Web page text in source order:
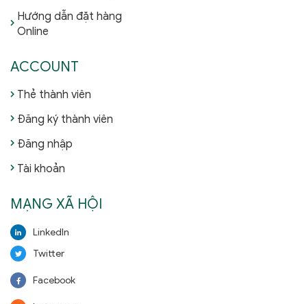
Hướng dẫn đặt hàng
Online
ACCOUNT
Thẻ thành viên
Đăng ký thành viên
Đăng nhập
Tài khoản
MẠNG XÃ HỘI
LinkedIn
Twitter
Facebook